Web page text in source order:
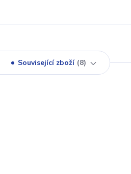
Související zboží 8